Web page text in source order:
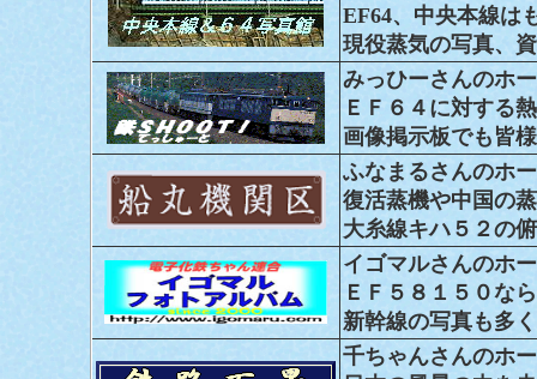
EF64、中央本線は
現役蒸気の写真、
みっひーさんのホ
ＥＦ６４に対する
画像掲示板でも皆
ふなまるさんのホ
復活蒸機や中国の
大糸線キハ５２の
イゴマルさんのホ
ＥＦ５８１５０な
新幹線の写真も多
千ちゃんさんのホ